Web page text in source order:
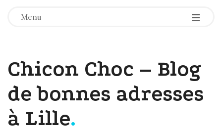
Menu -
-
-
Chicon Choc – Blog
de bonnes adresses
à Lille.